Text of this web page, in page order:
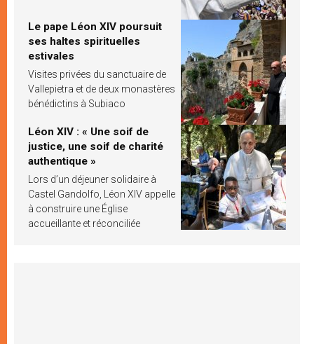
Le pape Léon XIV poursuit
ses haltes spirituelles
estivales
Visites privées du sanctuaire de
Vallepietra et de deux monastères
bénédictins à Subiaco
Léon XIV : « Une soif de
justice, une soif de charité
authentique »
Lors d’un déjeuner solidaire à
Castel Gandolfo, Léon XIV appelle
à construire une Église
accueillante et réconciliée